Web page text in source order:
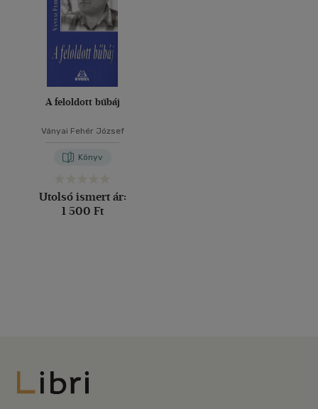
A feloldott bűbáj
Ványai Fehér József
Könyv
Utolsó ismert ár:
1 500 Ft
Libri